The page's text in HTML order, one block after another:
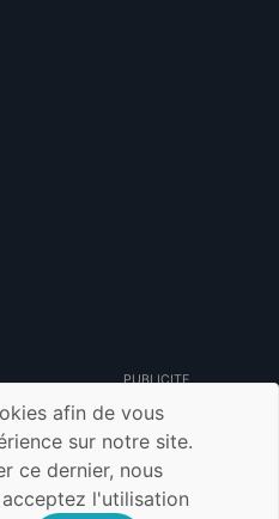
PUBLICITE
Tous Droits Réservés -
Membre de TrustUp.be
afin de vous
sur notre site.
ce dernier, nous
l'utilisation